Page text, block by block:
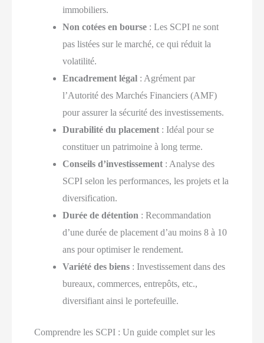
immobiliers.
Non cotées en bourse : Les SCPI ne sont
pas listées sur le marché, ce qui réduit la
volatilité.
Encadrement légal : Agrément par
l’Autorité des Marchés Financiers (AMF)
pour assurer la sécurité des investissements.
Durabilité du placement : Idéal pour se
constituer un patrimoine à long terme.
Conseils d’investissement : Analyse des
SCPI selon les performances, les projets et la
diversification.
Durée de détention : Recommandation
d’une durée de placement d’au moins 8 à 10
ans pour optimiser le rendement.
Variété des biens : Investissement dans des
bureaux, commerces, entrepôts, etc.,
diversifiant ainsi le portefeuille.
Comprendre les SCPI : Un guide complet sur les